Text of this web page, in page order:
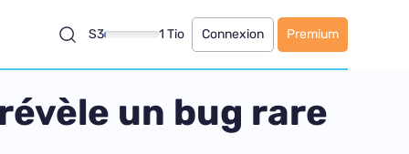
S3 1 Tio Connexion Premium
un bug rare